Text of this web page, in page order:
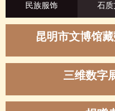
民族服饰 石质
昆明市文博馆
三维数字